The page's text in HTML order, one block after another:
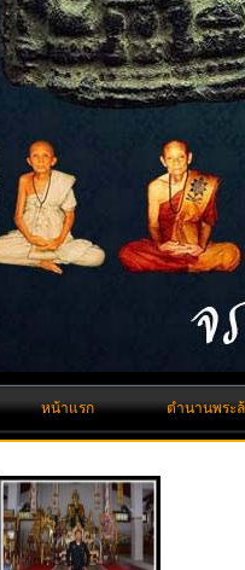
หน้าแรก ตำนานพระ